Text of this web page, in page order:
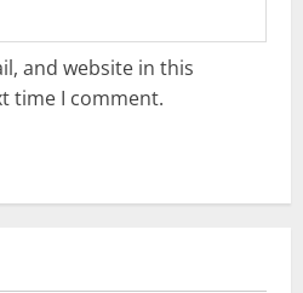
and website in this
time I comment.